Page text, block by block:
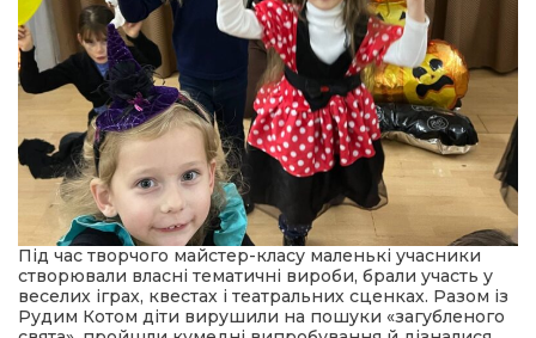
Під час творчого майстер-класу маленькі учасники
створювали власні тематичні вироби, брали участь у
веселих іграх, квестах і театральних сценках. Разом із
Рудим Котом діти вирушили на пошуки «загубленого